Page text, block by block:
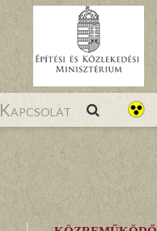
Kapcsolat